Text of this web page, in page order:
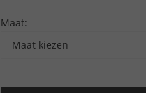
Maat:
Maat kiezen